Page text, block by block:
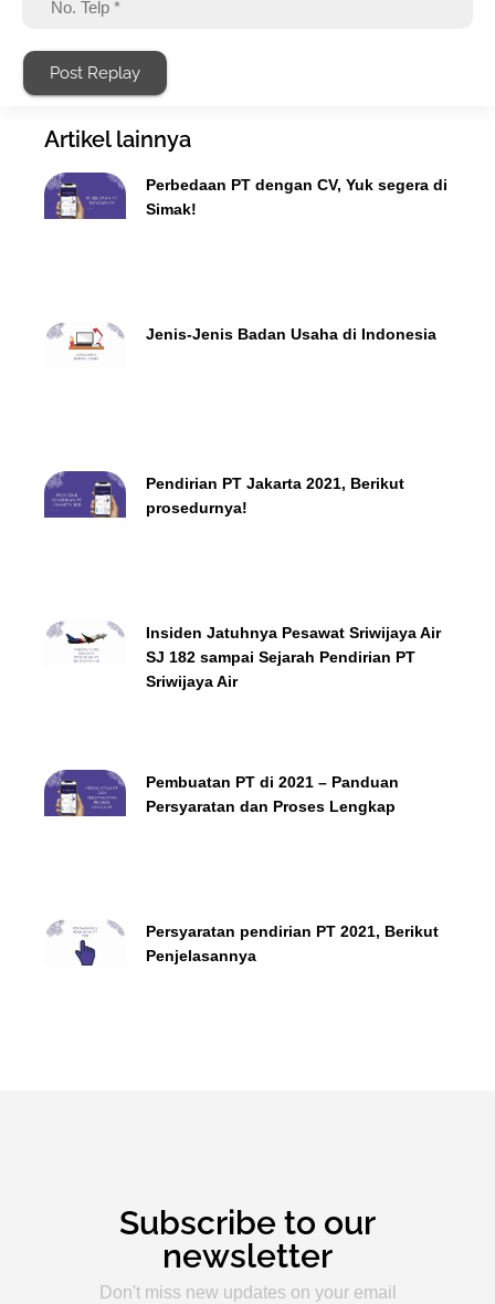
Post Replay
Artikel lainnya
Perbedaan PT dengan CV, Yuk segera di
Simak!
Jenis-Jenis Badan Usaha di Indonesia
Pendirian PT Jakarta 2021, Berikut
prosedurnya!
Insiden Jatuhnya Pesawat Sriwijaya Air
SJ 182 sampai Sejarah Pendirian PT
Sriwijaya Air
Pembuatan PT di 2021 – Panduan
Persyaratan dan Proses Lengkap
Persyaratan pendirian PT 2021, Berikut
Penjelasannya
Subscribe to our
newsletter
Don't miss new updates on your email